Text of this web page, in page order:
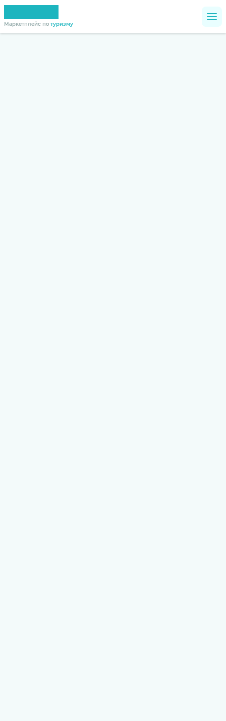
Маркетплейс по туризму